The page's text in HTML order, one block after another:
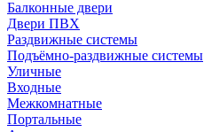
Балконные двери
Двери ПВХ
Раздвижные системы
Подъёмно-раздвижные системы
Уличные
Входные
Межкомнатные
Портальные